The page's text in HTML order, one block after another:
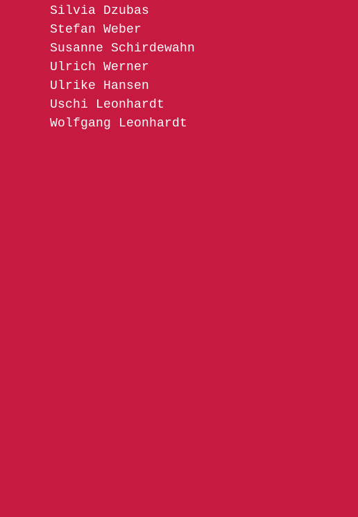
Silvia Dzubas
Stefan Weber
Susanne Schirdewahn
Ulrich Werner
Ulrike Hansen
Uschi Leonhardt
Wolfgang Leonhardt